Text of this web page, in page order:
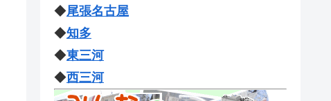
◆尾張名古屋
◆知多
◆東三河
◆西三河